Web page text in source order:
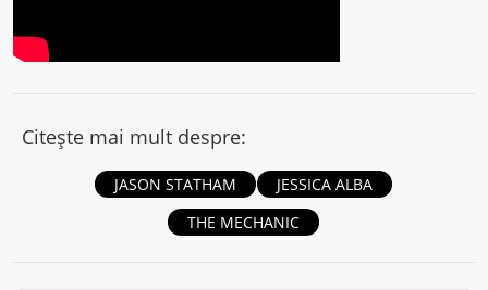
Citește mai mult despre:
JASON STATHAM
JESSICA ALBA
THE MECHANIC